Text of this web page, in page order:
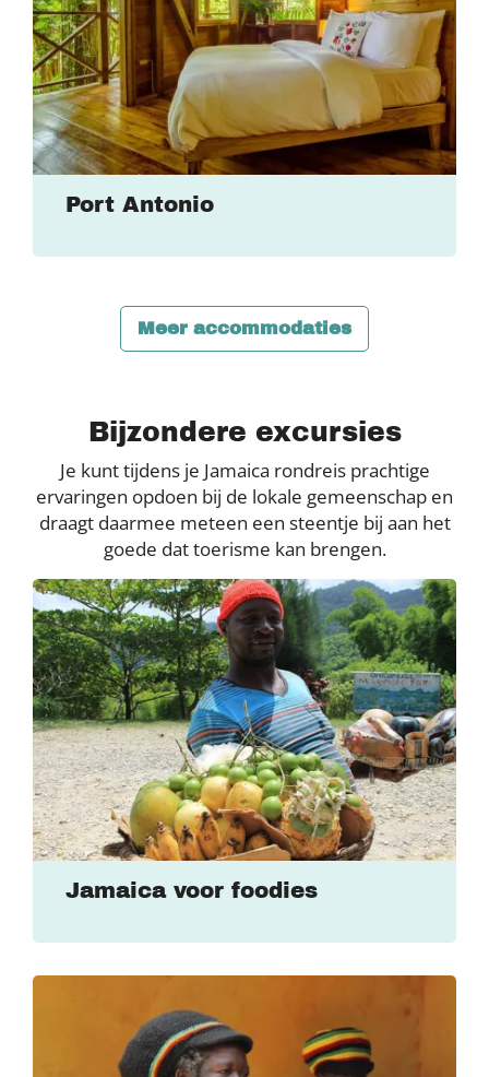
Port Antonio
Meer accommodaties
Bijzondere excursies
Je kunt tijdens je Jamaica rondreis prachtige
ervaringen opdoen bij de lokale gemeenschap en
draagt daarmee meteen een steentje bij aan het
goede dat toerisme kan brengen.
Jamaica voor foodies